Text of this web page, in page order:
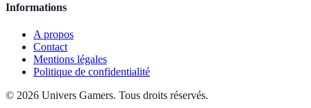
Informations
A propos
Contact
Mentions légales
Politique de confidentialité
© 2026 Univers Gamers. Tous droits réservés.